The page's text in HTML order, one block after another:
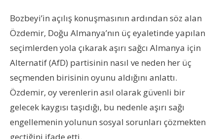
Bozbeyi’in açılış konuşmasının ardından söz alan
Özdemir, Doğu Almanya’nın üç eyaletinde yapılan
seçimlerden yola çıkarak aşırı sağcı Almanya için
Alternatif (AfD) partisinin nasıl ve neden her üç
seçmenden birisinin oyunu aldığını anlattı.
Özdemir, oy verenlerin asıl olarak güvenli bir
gelecek kaygısı taşıdığı, bu nedenle aşırı sağı
engellemenin yolunun sosyal sorunları çözmekten